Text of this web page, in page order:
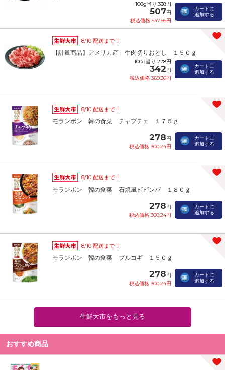
100g当り 338円
507円
税込価格 547.56円
カートに
追加する
8/10 配送まで！
【計量商品】アメリカ産 牛肉切りおとし １５０ｇ
100g当り 228円
342円
税込価格 369.36円
カートに
追加する
8/10 配送まで！
モランボン 韓の食菜 チャプチェ １７５ｇ
278円
税込価格 300.24円
カートに
追加する
8/10 配送まで！
モランボン 韓の食菜 石焼風ビビンバ １８０ｇ
278円
税込価格 300.24円
カートに
追加する
8/10 配送まで！
モランボン 韓の食菜 プルコギ １５０ｇ
278円
税込価格 300.24円
カートに
追加する
生鮮大市をもっと見る
おすすめ商品